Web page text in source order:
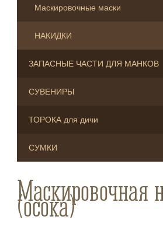
Маскировочные маски
НАКИДКИ
ЗАПАСНЫЕ ЧАСТИ ДЛЯ МАНКОВ
СУВЕНИРЫ
ТОРОКА для дичи
СУМКИ
Маскировочная
(осока)